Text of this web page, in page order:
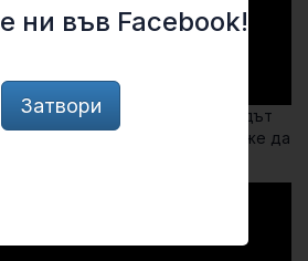
уникални кадри, марсоходът
на звуци от Марс, на който може да
на вятъра.
ни във Facebook!
Затвори